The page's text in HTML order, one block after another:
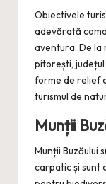
Obiectivele
adevărată
aventura. De la
pitorești,
forme de relief
turismul de
Munții
Munții Buzăului
carpatic și sunt